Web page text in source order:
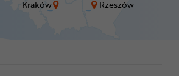
Kraków Rzeszów